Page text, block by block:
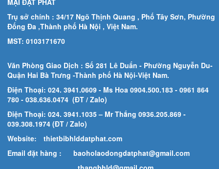
Trụ sở chính : 34/17 Ngõ Thịnh Quang , Phố Tây Sơn, Phường
Đống Đa ,Thành phố Hà Nội , Việt Nam.
MST: 0103171670
Văn Phòng Giao Dịch : Số 281 Lê Duẩn - Phường Nguyễn Du-
Quận Hai Bà Trưng -Thành phố Hà Nội-Việt Nam.
Điện Thoại: 024. 3941.0609 - Ms Hoa 0904.500.183 - 0961 864
780 - 038.636.0474 (ĐT / Zalo)
Điện Thoại: 024. 3941.1035 – Mr Thắng 0936.205.869 -
039.308.1974 (ĐT / Zalo)
Website:
thietbibhlddatphat.com
Email đặt hàng : baoholaodongdatphat@gmail.com